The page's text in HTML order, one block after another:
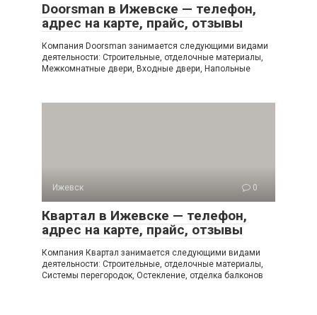
Doorsman в Ижевске — телефон,
адрес на карте, прайс, отзывы
Компания Doorsman занимается следующими видами
деятельности: Строительные, отделочные материалы,
Межкомнатные двери, Входные двери, Напольные
Ижевск 0
Квартал в Ижевске — телефон,
адрес на карте, прайс, отзывы
Компания Квартал занимается следующими видами
деятельности: Строительные, отделочные материалы,
Системы перегородок, Остекление, отделка балконов